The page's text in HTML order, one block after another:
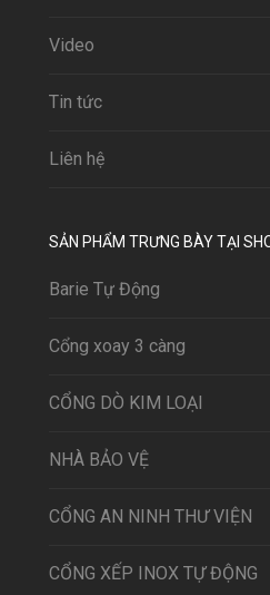
Video
Tin tức
Liên hệ
SẢN PHẨM TRƯNG BÀY TẠI
Barie Tự Động
Cổng xoay 3 càng
CỔNG DÒ KIM LOẠI
NHÀ BẢO VỆ
CỔNG AN NINH THƯ VIỆN
CỔNG XẾP INOX TỰ ĐỘNG